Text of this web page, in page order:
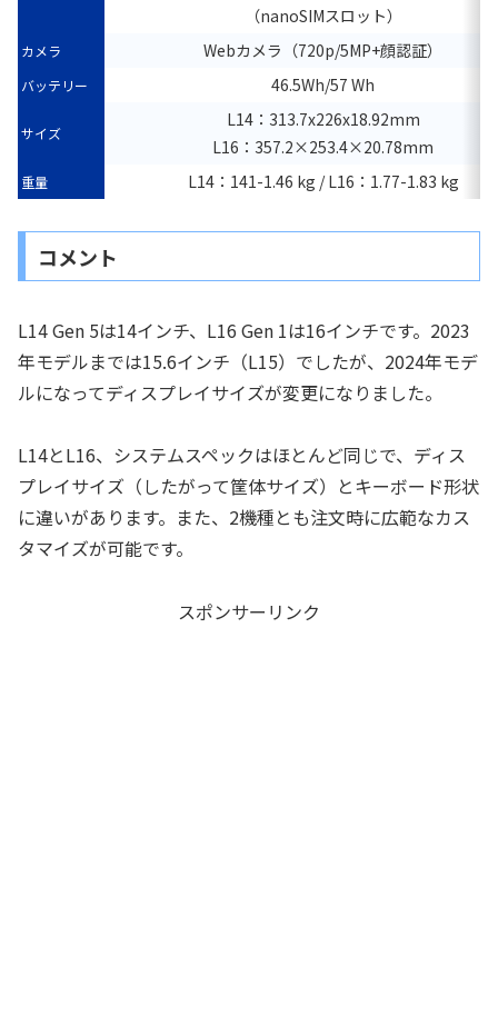
（nanoSIMスロット）
カメラ Webカメラ（720p/5MP+顔認証）
バッテリー 46.5Wh/57 Wh
サイズ
L14：313.7x226x18.92mm
L16：357.2×253.4×20.78mm
重量 L14：141-1.46 kg / L16：1.77-1.83 kg
コメント
L14 Gen 5は14インチ、L16 Gen 1は16インチです。2023
年モデルまでは15.6インチ（L15）でしたが、2024年モデ
ルになってディスプレイサイズが変更になりました。
L14とL16、システムスペックはほとんど同じで、ディス
プレイサイズ（したがって筐体サイズ）とキーボード形状
に違いがあります。また、2機種とも注文時に広範なカス
タマイズが可能です。
スポンサーリンク